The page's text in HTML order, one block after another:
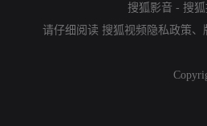
搜狐影音 - 搜
请仔细阅读 搜狐视频隐私政策、